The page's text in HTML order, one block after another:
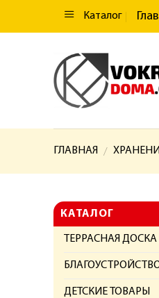
Каталог
ГЛАВНАЯ /
КАТАЛОГ
ТЕРРАСНАЯ
ДЕТСКИЕ ТОВАРЫ